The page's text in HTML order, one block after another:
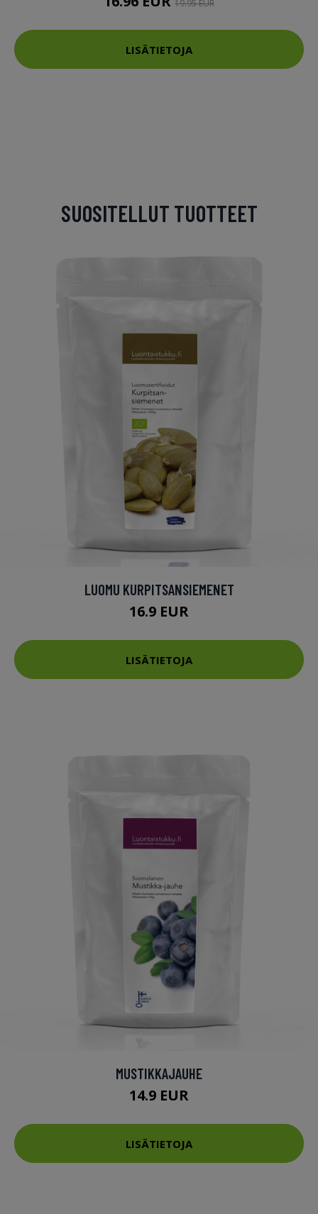
19.95 EUR
LISÄTIETOJA
SUOSITELLUT TUOTTEET
LUOMU KURPITSANSIEMENET
16.9 EUR
LISÄTIETOJA
MUSTIKKAJAUHE
14.9 EUR
LISÄTIETOJA